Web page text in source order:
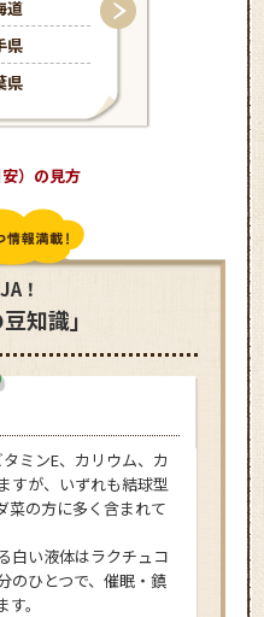
道
県
県
茨
岩
千
安）の見方
！
知識」
ミンE、カリウム、カ
すが、いずれも結球型
菜の方に多く含まれて
白い液体はラクチュコ
のひとつで、催眠・鎮
。